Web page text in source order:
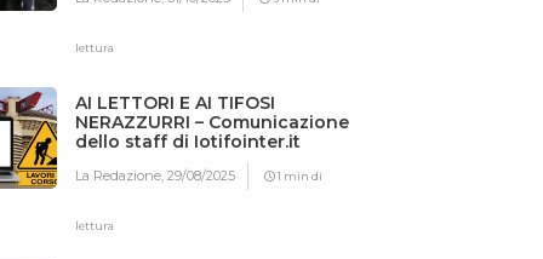
lettura
AI LETTORI E AI TIFOSI
NERAZZURRI – Comunicazione
dello staff di Iotifointer.it
La Redazione,29/08/2025 1 min di
lettura